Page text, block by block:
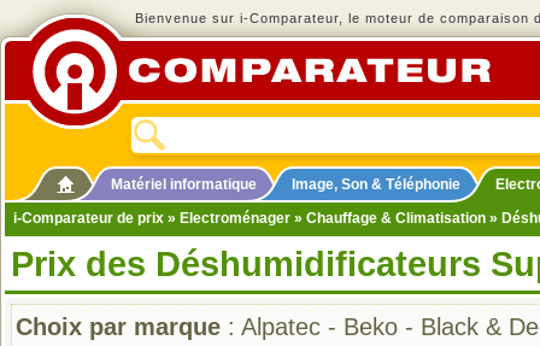
Bienvenue sur i-Comparateur, le moteur de comparaison
Matériel informatique Image, Son & Téléphonie
i-Comparateur de prix » Electroménager » Chauffage & Climatisation »
Prix des Déshumidificateurs
Choix par marque : Alpatec - Beko - Black &